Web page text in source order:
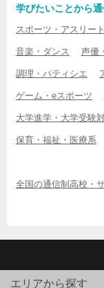
学びたいことから
スポーツ・アスリート
音楽・ダンス 声優
調理・パティシエ
ゲーム・eスポーツ
大学進学・大学受験
保育・福祉・医療系
全国の通信制高校・
エリアから探す